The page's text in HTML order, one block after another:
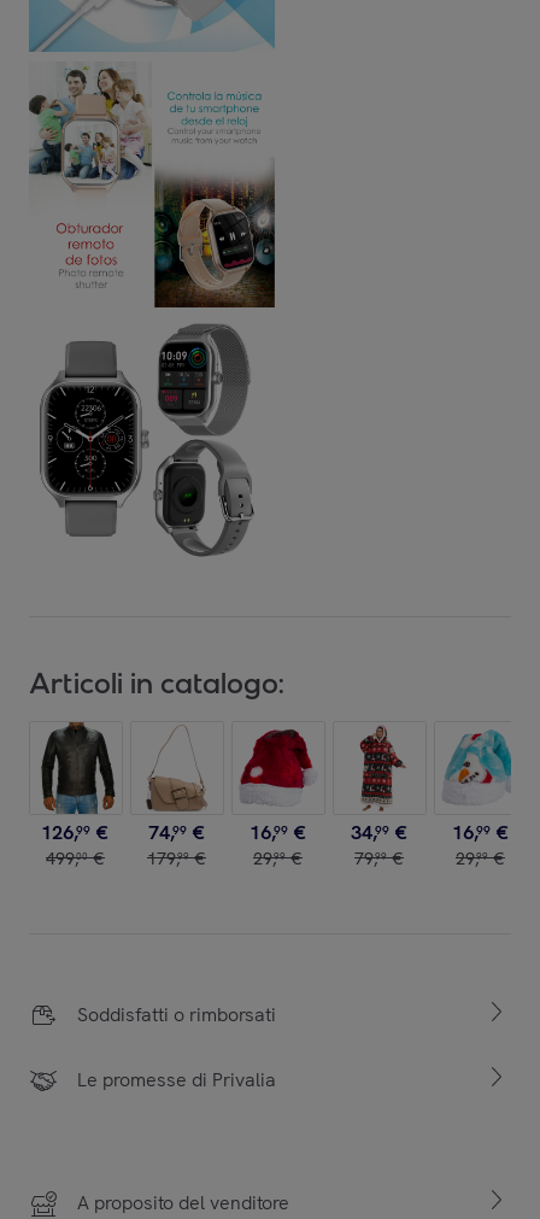
Articoli in catalogo:
126,99 €
499,00 €
74,99 €
179,99 €
16,99 €
29,99 €
34,99 €
79,99 €
16,99 €
29,99 €
Soddisfatti o rimborsati
Le promesse di Privalia
A proposito del venditore